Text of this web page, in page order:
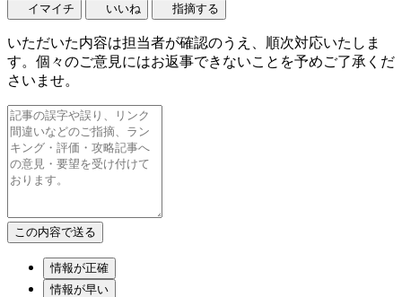
イマイチ いいね 指摘する
いただいた内容は担当者が確認のうえ、順次対応いたしま
す。個々のご意見にはお返事できないことを予めご了承くだ
さいませ。
情報が正確
情報が早い